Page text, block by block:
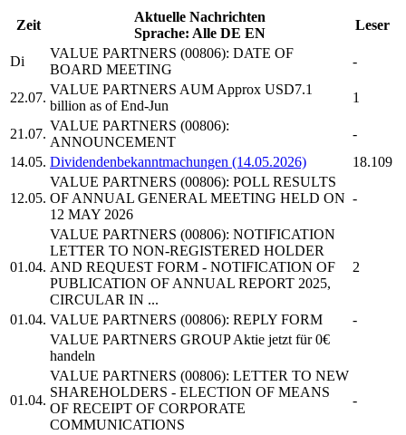
Zeit
Aktuelle Nachrichten
Sprache: Alle DE EN
Leser
Di
VALUE PARTNERS (00806): DATE OF
BOARD MEETING
-
22.07.
VALUE PARTNERS AUM Approx USD7.1
billion as of End-Jun
1
21.07.
VALUE PARTNERS (00806):
ANNOUNCEMENT
-
14.05. Dividendenbekanntmachungen (14.05.2026) 18.109
12.05.
VALUE PARTNERS (00806): POLL RESULTS
OF ANNUAL GENERAL MEETING HELD ON
12 MAY 2026
-
01.04.
VALUE PARTNERS (00806): NOTIFICATION
LETTER TO NON-REGISTERED HOLDER
AND REQUEST FORM - NOTIFICATION OF
PUBLICATION OF ANNUAL REPORT 2025,
CIRCULAR IN ...
2
01.04. VALUE PARTNERS (00806): REPLY FORM
-
VALUE PARTNERS GROUPAktie jetzt für 0€
handeln
01.04.
VALUE PARTNERS (00806): LETTER TO NEW
SHAREHOLDERS - ELECTION OF MEANS
OF RECEIPT OF CORPORATE
COMMUNICATIONS
-